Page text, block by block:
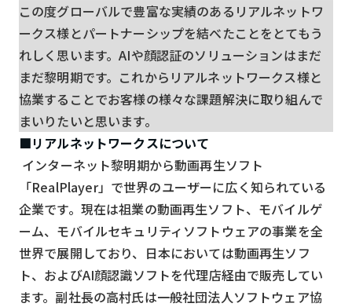
この度グローバルで豊富な実績のあるリアルネットワ
ークス様とパートナーシップを結べたことをとてもう
れしく思います。AIや顔認証のソリューションはまだ
まだ黎明期です。これからリアルネットワークス様と
協業することでお客様の様々な課題解決に取り組んで
まいりたいと思います。
■リアルネットワークスについて
インターネット黎明期から動画再生ソフト
「RealPlayer」で世界のユーザーに広く知られている
企業です。現在は祖業の動画再生ソフト、モバイルゲ
ーム、モバイルセキュリティソフトウェアの事業を全
世界で展開しており、日本においては動画再生ソフ
ト、およびAI顔認識ソフトを代理店経由で販売してい
ます。副社長の高村氏は一般社団法人ソフトウェア協